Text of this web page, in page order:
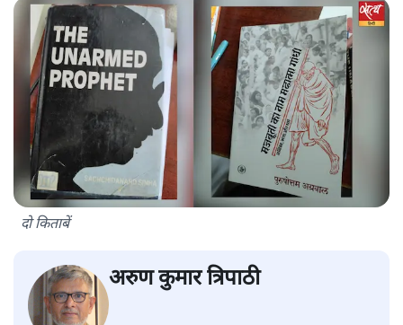
दो किताबें
अरुण कुमार त्रिपाठी